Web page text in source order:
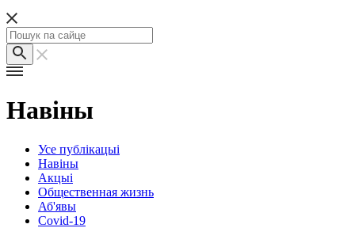
Навіны
Усе публікацыі
Навіны
Акцыі
Общественная жизнь
Аб'явы
Covid-19